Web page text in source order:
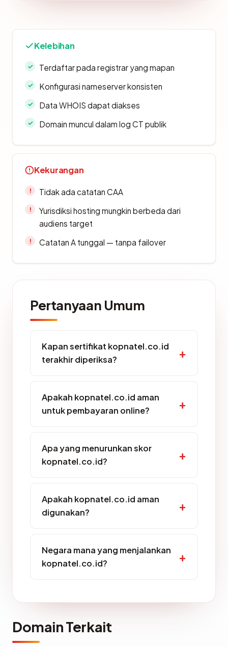
Kelebihan
Terdaftar pada registrar yang mapan
Konfigurasi nameserver konsisten
Data WHOIS dapat diakses
Domain muncul dalam log CT publik
Kekurangan
Tidak ada catatan CAA
Yurisdiksi hosting mungkin berbeda dari
audiens target
Catatan A tunggal — tanpa failover
Pertanyaan Umum
Kapan sertifikat kopnatel.co.id
terakhir diperiksa?
Apakah kopnatel.co.id aman
untuk pembayaran online?
Apa yang menurunkan skor
kopnatel.co.id?
Apakah kopnatel.co.id aman
digunakan?
Negara mana yang menjalankan
kopnatel.co.id?
Domain Terkait